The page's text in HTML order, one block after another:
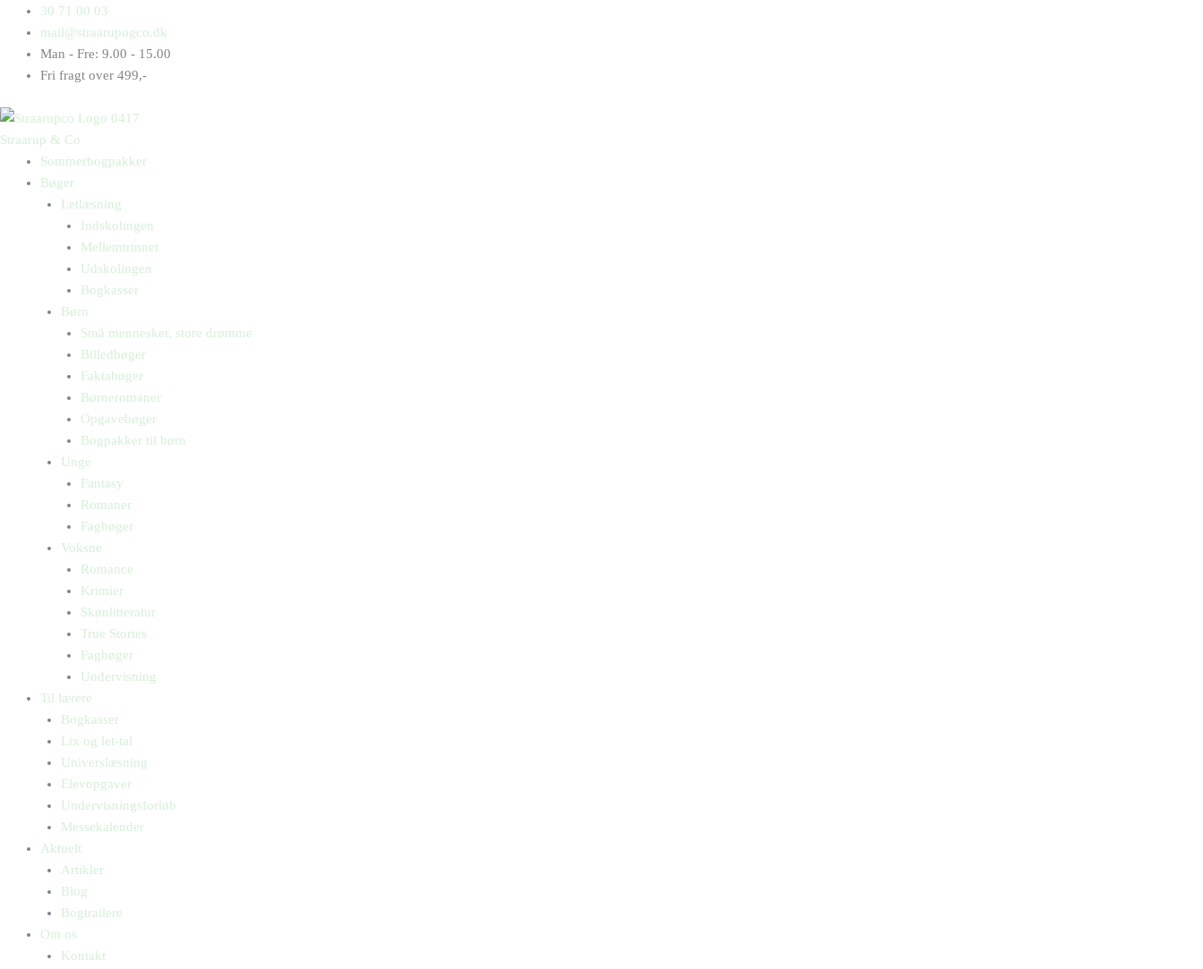
indholdet
30 71 00 03
mail@straarupogco.dk
Man - Fre: 9.00 - 15.00
Fri fragt over 499,-
Straarup & Co
Sommerbogpakker
Bøger
Letlæsning
Indskolingen
Mellemtrinnet
Udskolingen
Bogkasser
Børn
Små mennesker, store drømme
Billedbøger
Faktabøger
Børneromaner
Opgavebøger
Bogpakker til børn
Unge
Fantasy
Romaner
Fagbøger
Voksne
Romance
Krimier
Skønlitteratur
True Stories
Fagbøger
Undervisning
Til lærere
Bogkasser
Lix og let-tal
Universlæsning
Elevopgaver
Undervisningsforløb
Messekalender
Aktuelt
Artikler
Blog
Bogtrailere
Om os
Kontakt
Products
search
Products
search